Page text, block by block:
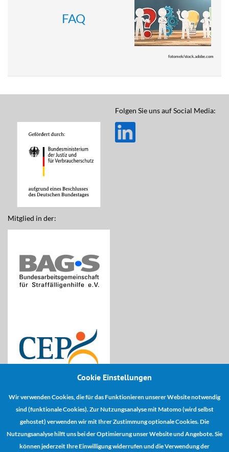
Cookie Einstellungen
Wir verwenden Cookies, die für das Funktionieren unserer Website notwendig
sind (funktionale Cookies). Zur Nutzungsanalyse mit Matomo (wird selbst
gehostet) verwenden wir mit Ihrer Zustimmung optionale Cookies. Die
Nutzungsanalyse hilft uns bei der Optimierung unser Website und Angebote. Sie
können jederzeit Ihre Einwilligung widerrufen und die Verwendung der
FAQ
fotomek/stock.adobe.com
Mitglied in der:
Kooperationspartner:
Folgen Sie uns auf Social Media: